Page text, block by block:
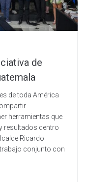
de
de toda América
herramientas que
resultados dentro
Ricardo
conjunto con